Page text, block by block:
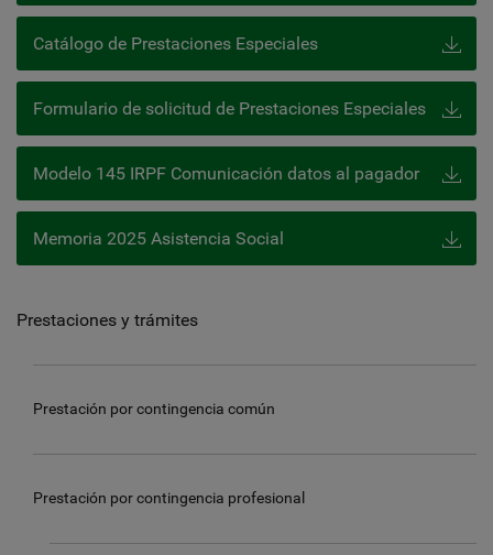
Catálogo de Prestaciones Especiales
Formulario de solicitud de Prestaciones Especiales
Modelo 145 IRPF Comunicación datos al pagador
Memoria 2025 Asistencia Social
Prestaciones y trámites
Prestación por contingencia común
Prestación por contingencia profesional